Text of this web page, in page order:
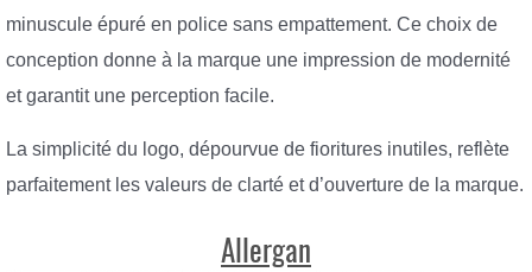
minuscule épuré en police sans empattement. Ce choix de
conception donne à la marque une impression de modernité
et garantit une perception facile.
La simplicité du logo, dépourvue de fioritures inutiles, reflète
parfaitement les valeurs de clarté et d’ouverture de la marque.
Allergan